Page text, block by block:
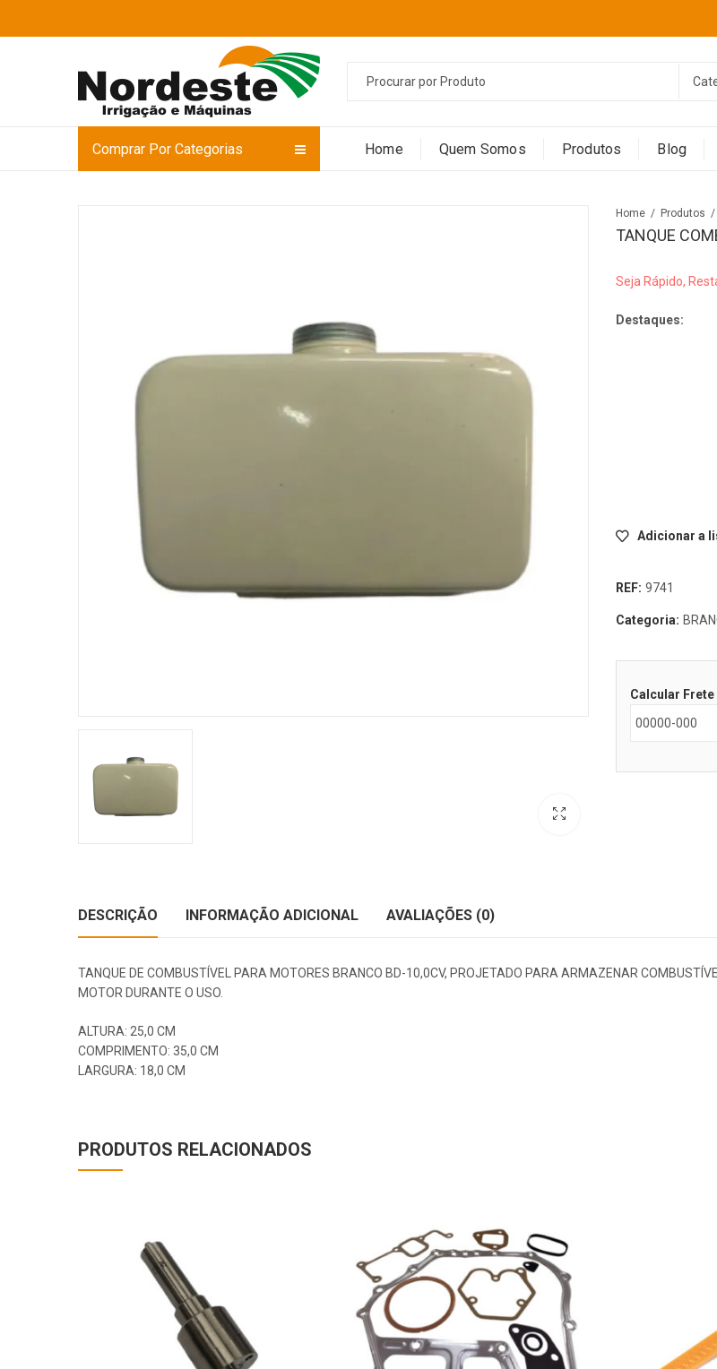
Comprar Por Categorias Home Quem Somos Produtos Blog
Home Produtos
TANQUE
Seja Rápido,
Destaques:
Adicionar a
REF: 9741
Categoria:
Calcular Frete
DESCRIÇÃO INFORMAÇÃO ADICIONAL AVALIAÇÕES (0)
TANQUE DE COMBUSTÍVEL PARA MOTORES BRANCO BD-10,0CV, PROJETADO PARA ARMAZENAR
MOTOR DURANTE O USO.
ALTURA: 25,0 CM
COMPRIMENTO: 35,0 CM
LARGURA: 18,0 CM
PRODUTOS RELACIONADOS